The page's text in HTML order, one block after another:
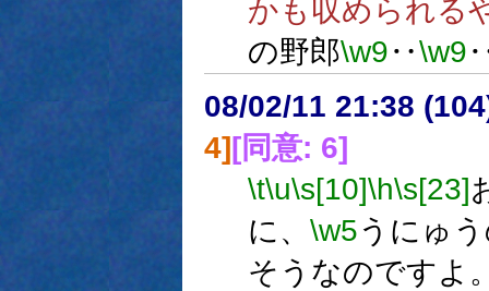
かも収められる
の野郎\w9‥\w9
08/02/11 21:38
4][同意: 6]
\t\u\s[10]\h\s[23]
に、 \w5うにゅ
そうなのですよ